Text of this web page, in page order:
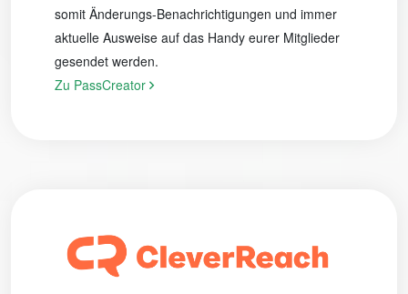
somit Änderungs-Benachrichtigungen und immer
aktuelle Ausweise auf das Handy eurer Mitglieder
gesendet werden.
Zu PassCreator